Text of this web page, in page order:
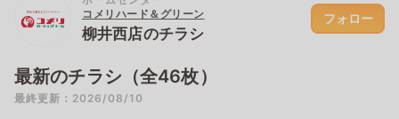
コメリハード＆グリーン
柳井西店のチラシ
フォロー
最新のチラシ（全46枚）
最終更新：2026/08/10